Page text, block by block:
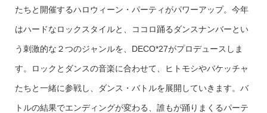
たちと開催するハロウィーン・パーティがパワーアップ。今年
はハードなロックスタイルと、ココロ踊るダンスナンバーとい
う刺激的な２つのジャンルを、DECO*27がプロデュースしま
す。ロックとダンスの音楽に合わせて、ヒトモシやバケッチャ
たちと一緒に参戦し、ダンス・バトルを展開していきます。バ
トルの結果でエンディングが変わる、誰もが踊りまくるパーテ